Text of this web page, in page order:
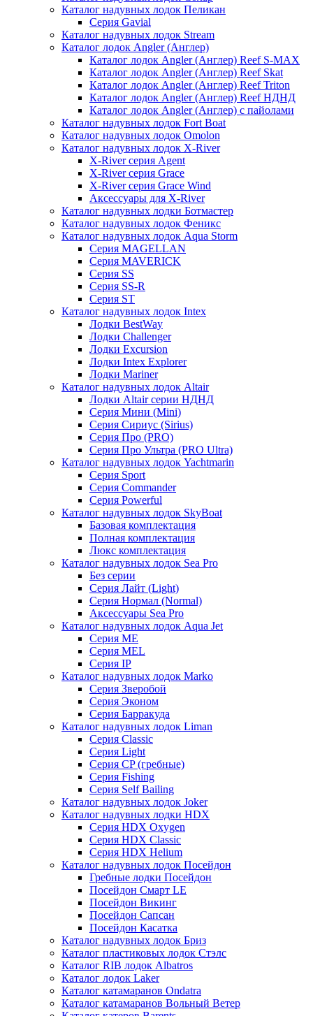
Каталог надувных лодок Пеликан
Серия Gavial
Каталог надувных лодок Stream
Каталог лодок Angler (Англер)
Каталог лодок Angler (Англер) Reef S-MAX
Каталог лодок Angler (Англер) Reef Skat
Каталог лодок Angler (Англер) Reef Triton
Каталог лодок Angler (Англер) Reef НДНД
Каталог лодок Angler (Англер) с пайолами
Каталог надувных лодок Fort Boat
Каталог надувных лодок Omolon
Каталог надувных лодок X-River
X-River серия Agent
X-River серия Grace
X-River серия Grace Wind
Аксессуары для X-River
Каталог надувных лодки Ботмастер
Каталог надувных лодок Феникc
Каталог надувных лодок Aqua Storm
Серия MAGELLAN
Серия MAVERICK
Серия SS
Серия SS-R
Серия ST
Каталог надувных лодок Intex
Лодки BestWay
Лодки Challenger
Лодки Excursion
Лодки Intex Explorer
Лодки Mariner
Каталог надувных лодок Altair
Лодки Altair серии НДНД
Серия Мини (Mini)
Серия Сириус (Sirius)
Серия Про (PRO)
Серия Про Ультра (PRO Ultra)
Каталог надувных лодок Yachtmarin
Серия Sport
Серия Commander
Серия Powerful
Каталог надувных лодок SkyBoat
Базовая комплектация
Полная комплектация
Люкс комплектация
Каталог надувных лодок Sea Pro
Без серии
Серия Лайт (Light)
Серия Нормал (Normal)
Аксессуары Sea Pro
Каталог надувных лодок Aqua Jet
Серия ME
Серия MEL
Серия IP
Каталог надувных лодок Marko
Серия Зверобой
Серия Эконом
Серия Барракуда
Каталог надувных лодок Liman
Серия Classic
Серия Light
Серия CP (гребные)
Серия Fishing
Серия Self Bailing
Каталог надувных лодок Joker
Каталог надувных лодки HDX
Серия HDX Oxygen
Серия HDX Classic
Серия HDX Helium
Каталог надувных лодок Посейдон
Гребные лодки Посейдон
Посейдон Смарт LE
Посейдон Викинг
Посейдон Сапсан
Посейдон Касатка
Каталог надувных лодок Бриз
Каталог пластиковых лодок Стэлс
Каталог RIB лодок Albatros
Каталог лодок Laker
Каталог катамаранов Ondatra
Каталог катамаранов Вольный Ветер